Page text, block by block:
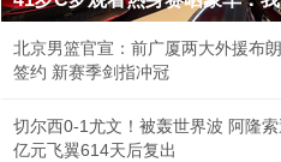
北京男篮官宣：前广厦两大外援布
签约 新赛季剑指冲冠
切尔西0-1尤文！被轰世界波 阿隆
亿元飞翼614天后复出